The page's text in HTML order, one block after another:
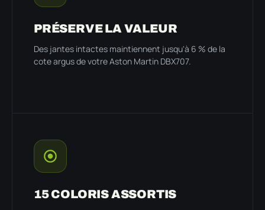
PRÉSERVE LA VALEUR
Des jantes intactes maintiennent jusqu'à 6 % de la
cote argus de votre Aston Martin DBX707.
15 COLORIS ASSORTIS